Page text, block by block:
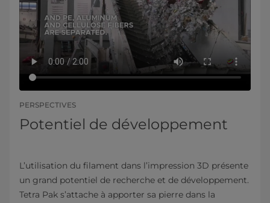
PERSPECTIVES
Potentiel de développement
L’utilisation du filament dans l’impression 3D présente
un grand potentiel de recherche et de développement.
Tetra Pak s’attache à apporter sa pierre dans la